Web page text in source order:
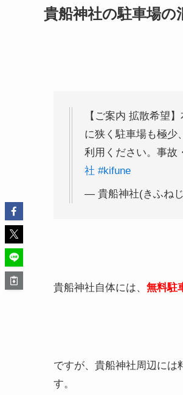
貴船神社の駐車場の
【ご案内 拡散希望
に狭く駐車場も極少
利用ください。事故
社 #kifune
— 貴船神社(きふね
貴船神社自体には、 無料駐
ですが、貴船神社周辺には
す。